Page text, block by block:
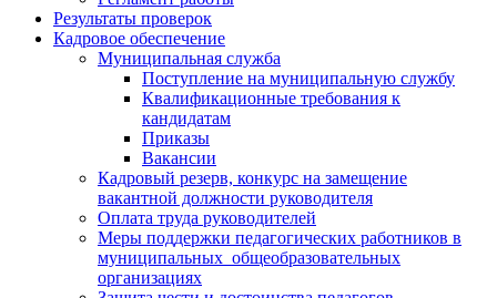
Результаты проверок
Кадровое обеспечение
Муниципальная служба
Поступление на муниципальную службу
Квалификационные требования к
кандидатам
Приказы
Вакансии
Кадровый резерв, конкурс на замещение
вакантной должности руководителя
Оплата труда руководителей
Меры поддержки педагогических работников в
муниципальных общеобразовательных
организациях